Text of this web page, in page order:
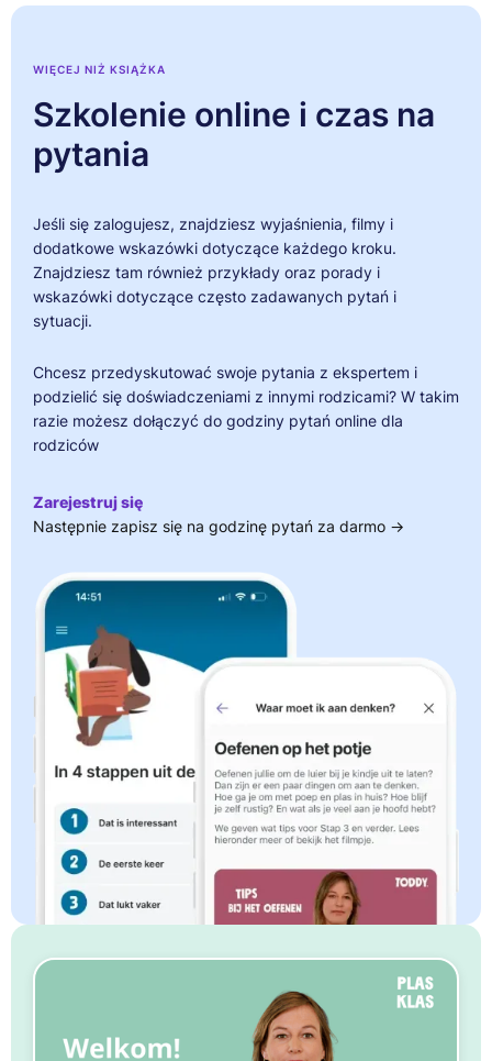
WIĘCEJ NIŻ KSIĄŻKA
Szkolenie online i czas na
pytania
Jeśli się zalogujesz, znajdziesz wyjaśnienia, filmy i
dodatkowe wskazówki dotyczące każdego kroku.
Znajdziesz tam również przykłady oraz porady i
wskazówki dotyczące często zadawanych pytań i
sytuacji.
Chcesz przedyskutować swoje pytania z ekspertem i
podzielić się doświadczeniami z innymi rodzicami? W takim
razie możesz dołączyć do godziny pytań online dla
rodziców
Zarejestruj się
Następnie zapisz się na godzinę pytań za darmo →